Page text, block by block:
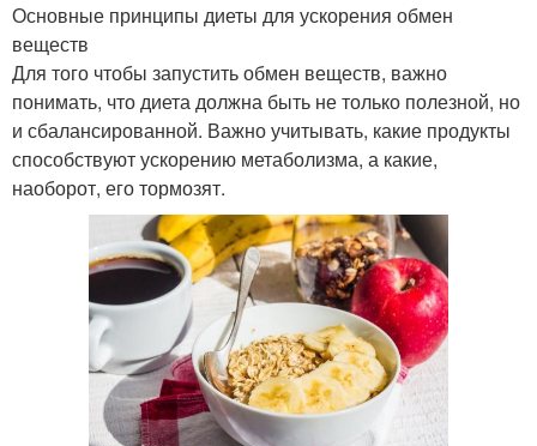
Основные принципы диеты для ускорения обмен
веществ
Для того чтобы запустить обмен веществ, важно
понимать, что диета должна быть не только полезной, но
и сбалансированной. Важно учитывать, какие продукты
способствуют ускорению метаболизма, а какие,
наоборот, его тормозят.